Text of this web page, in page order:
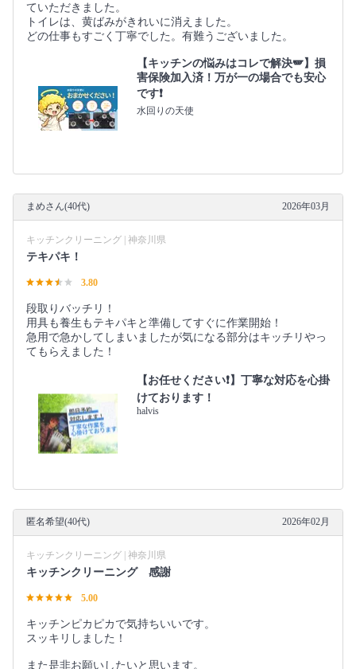
ていただきました。
トイレは、黄ばみがきれいに消えました。
どの仕事もすごく丁寧でした。有難うございました。
【キッチンの悩みはコレで解決🪽】損
害保険加入済！万が一の場合でも安心
です❗️
水回りの天使
まめさん(40代) 2026年03月
キッチンクリーニング | 神奈川県
テキパキ！
3.80
段取りバッチリ！
用具も養生もテキパキと準備してすぐに作業開始！
急用で急かしてしまいましたが気になる部分はキッチリやっ
てもらえました！
【お任せください❗️】丁寧な対応を心掛
けております！
halvis
匿名希望(40代) 2026年02月
キッチンクリーニング | 神奈川県
キッチンクリーニング 感謝
5.00
キッチンピカピカで気持ちいいです。
スッキリしました！
また是非お願いしたいと思います。